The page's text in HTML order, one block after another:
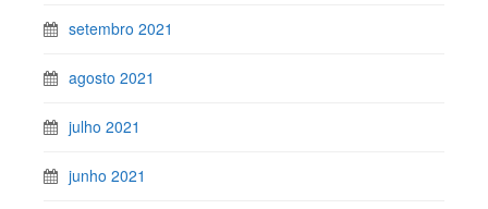
setembro 2021
agosto 2021
julho 2021
junho 2021